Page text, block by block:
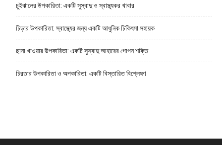
চুইঝালের উপকারিতা: একটি সুস্বাদু ও স্বাস্থ্যকর খাবার
চিড়ার উপকারিতা: স্বাস্থ্যের জন্য একটি আধুনিক চিকিৎসা সহায়ক
ছানা খাওয়ার উপকারিতা: একটি সুস্বাদু আহারের গোপন শক্তি
চিরতার উপকারিতা ও অপকারিতা: একটি বিস্তারিত বিশ্লেষণ